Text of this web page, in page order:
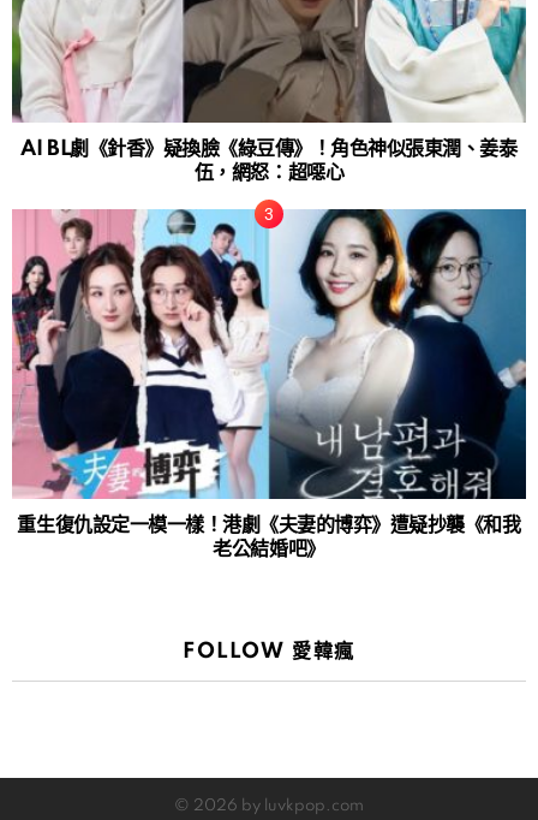
AI BL劇《針香》疑換臉《綠豆傳》！角色神似張東潤、姜泰
伍，網怒：超噁心
重生復仇設定一模一樣！港劇《夫妻的博弈》遭疑抄襲《和我
老公結婚吧》
FOLLOW 愛韓瘋
© 2026 by luvkpop.com